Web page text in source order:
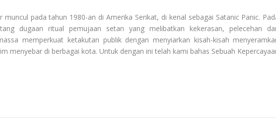
pada tahun 1980-an di Amerika Serikat, di kenal sebagai Satanic Panic.
dugaan ritual pemujaan setan yang melibatkan kekerasan, pelecehan
memperkuat ketakutan publik dengan menyiarkan kisah-kisah
menyebar di berbagai kota. Untuk dengan ini telah kami bahas Sebuah